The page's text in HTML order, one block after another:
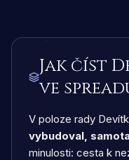
Jak číst
ve
V poloze rady
vybudoval,
minulosti: cesta k